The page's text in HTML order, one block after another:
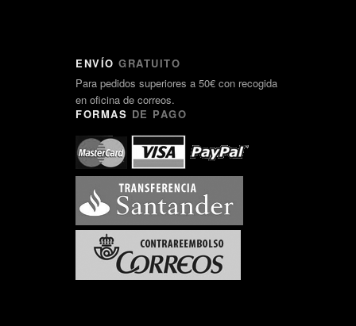
ENVÍO GRATUITO
Para pedidos superiores a 50€ con recogida
en oficina de correos.
FORMAS DE PAGO